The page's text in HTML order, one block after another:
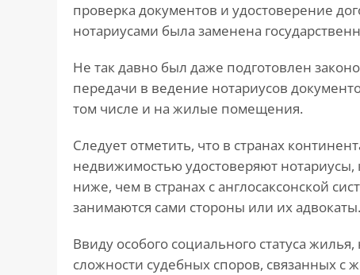
проверка документов и удостоверение
нотариусами была заменена
Не так давно был даже подготовлен
передачи в ведение нотариусов
том числе и на жилые помещения.
Следует отметить, что в странах
недвижимостью удостоверяют
ниже, чем в странах с англосаксонской
занимаются сами стороны или их адвокаты.
Ввиду особого социального статуса
сложности судебных споров, связанных